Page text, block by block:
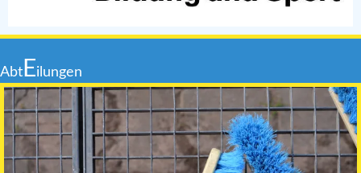
Abt Eilungen